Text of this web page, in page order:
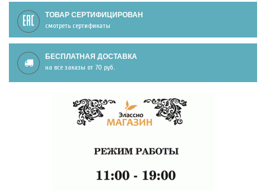
ТОВАР СЕРТИФИЦИРОВАН
смотреть сертификаты
БЕСПЛАТНАЯ ДОСТАВКА
на все заказы от 70 руб.